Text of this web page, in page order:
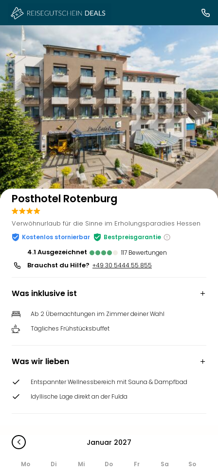
Auf der Karte anzeigen
Posthotel Rotenburg
Verwöhnurlaub für die Sinne im Erholungsparadies Hessen
Kostenlos stornierbar Bestpreisgarantie
4.1 ausgezeichnet 117 Bewertungen
Brauchst du Hilfe? +49 30 5444 55 855
Was inklusive ist
Ab 2 Übernachtungen im Zimmer deiner Wahl
Tägliches Frühstücksbuffet
Was wir lieben
Entspannter Wellnessbereich mit Sauna & Dampfbad
Idyllische Lage direkt an der Fulda
Januar 2027
Mo Di Mi Do Fr Sa So